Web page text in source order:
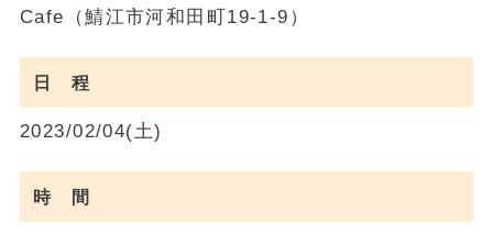
Cafe（鯖江市河和田町19-1-9）
日 程
2023/02/04(土)
時 間